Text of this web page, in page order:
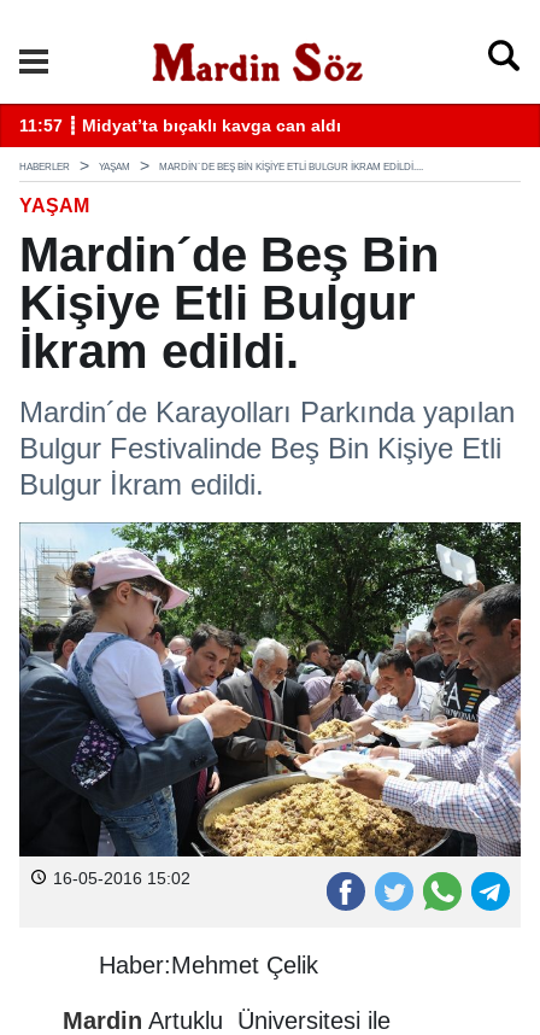
11:57 ┋ Midyat’ta bıçaklı kavga can aldı
HABERLER YAŞAM MARDIN´DE BEŞ BIN KIŞIYE ETLI BULGUR İKRAM EDILDI....
YAŞAM
Mardin´de Beş Bin
Kişiye Etli Bulgur
İkram edildi.
Mardin´de Karayolları Parkında yapılan
Bulgur Festivalinde Beş Bin Kişiye Etli
Bulgur İkram edildi.
16-05-2016 15:02
Haber:Mehmet Çelik
Mardin Artuklu Üniversitesi ile